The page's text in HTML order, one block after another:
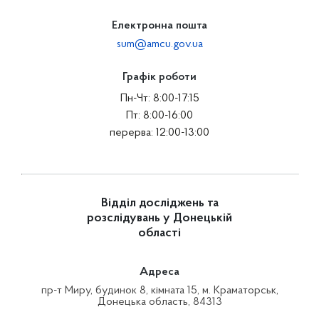
Електронна пошта
sum@amcu.gov.ua
Графік роботи
Пн-Чт: 8:00-17:15
Пт: 8:00-16:00
перерва: 12:00-13:00
Відділ досліджень та
розслідувань у Донецькій
області
Адреса
пр-т Миру, будинок 8, кімната 15, м. Краматорськ,
Донецька область, 84313